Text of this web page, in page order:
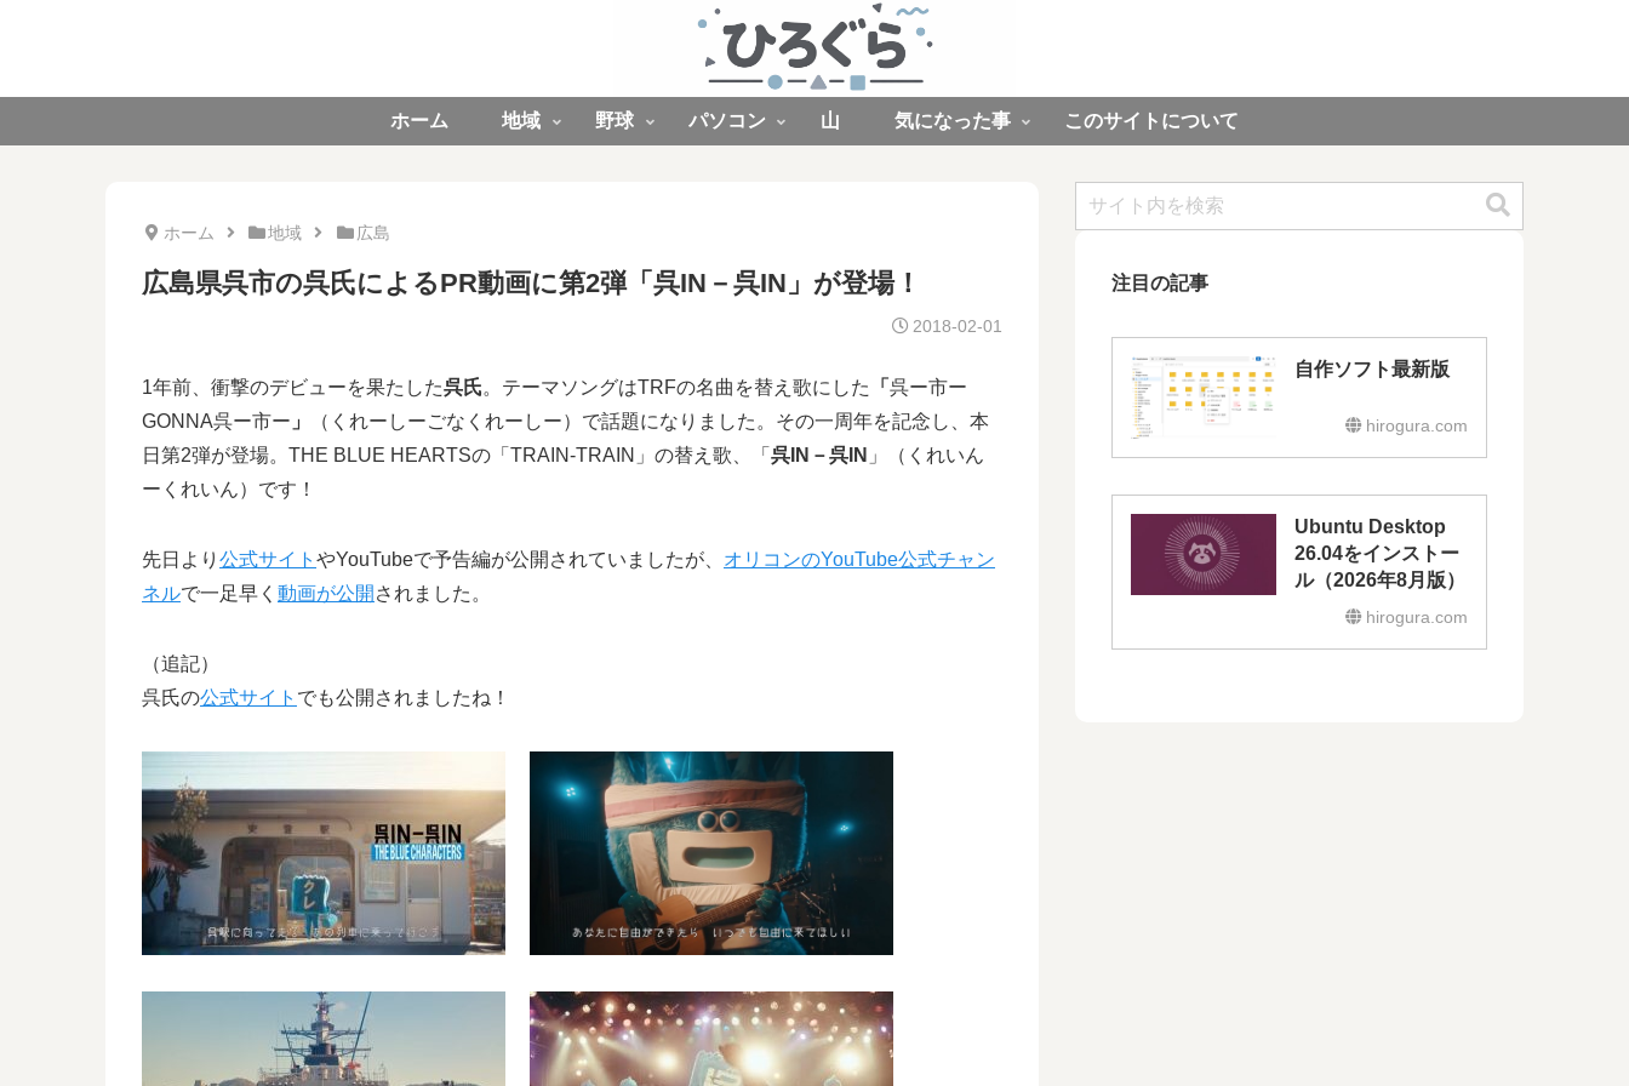
ホーム 地域 野球 パソコン 山 気になった事 このサイトについて
ホーム 地域 広島
広島県呉市の呉氏によるPR動画に第2弾「呉IN－呉IN」が登場！
2018-02-01
1年前、衝撃のデビューを果たした呉氏。テーマソングはTRFの名曲を替え歌にした 「 呉ー市ー
GONNA呉ー市ー 」
（くれーしーごなくれーしー）で話題になりました。その一周年を記念し、本
日第2弾が登場。THE BLUE HEARTSの「TRAIN-TRAIN」の替え歌、「 呉IN－呉IN 」（くれいん
ーくれいん）です！
先日より 公式サイト やYouTubeで予告編が公開されていましたが、 オリコンのYouTube公式チャン
ネルで一足早く 動画が公開 されました。
（追記）
呉氏の公式サイト でも公開されましたね！
注目の記事
自作ソフト最新版
hirogura.com
Ubuntu Desktop
26.04をインストー
ル（2026年8月版）
hirogura.com